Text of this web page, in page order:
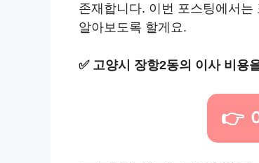
존재합니다. 이번 포스팅에서
알아보도록 할게요.
✅ 고양시 장항2동의 이사 비용
👉